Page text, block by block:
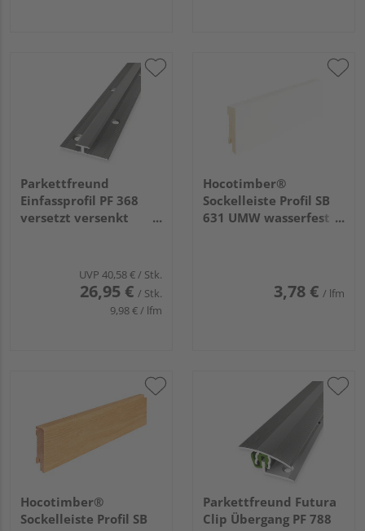
Parkettfreund
Einfassprofil PF 368
versetzt versenkt
eloxiert edelstahlop.
UVP 40,58 €/ Stk.
26,95 € / Stk.
9,98 € / lfm
Hocotimber®
Sockelleiste Profil SB
631 UMW wasserfest
3,78 € / lfm
Hocotimber®
Sockelleiste Profil SB
Parkettfreund Futura
Clip Übergang PF 788